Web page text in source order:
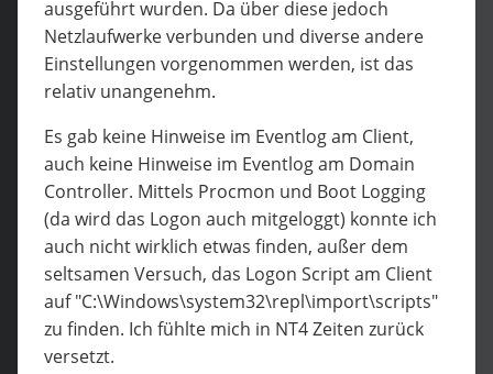
ausgeführt wurden. Da über diese jedoch
Netzlaufwerke verbunden und diverse andere
Einstellungen vorgenommen werden, ist das
relativ unangenehm.
Es gab keine Hinweise im Eventlog am Client,
auch keine Hinweise im Eventlog am Domain
Controller. Mittels Procmon und Boot Logging
(da wird das Logon auch mitgeloggt) konnte ich
auch nicht wirklich etwas finden, außer dem
seltsamen Versuch, das Logon Script am Client
auf "C:\Windows\system32\repl\import\scripts"
zu finden. Ich fühlte mich in NT4 Zeiten zurück
versetzt.